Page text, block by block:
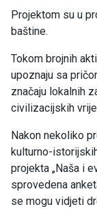
Projektom su u
baštine.
Tokom brojnih
upoznaju sa
značaju lokalnih
civilizacijskih
Nakon nekoliko
kulturno-
projekta „Naša i
sprovedena
se mogu vidjeti